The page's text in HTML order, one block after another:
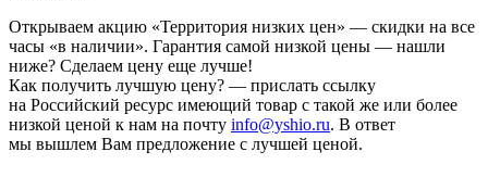
Открываем акцию «Территория низких цен» — скидки на все
часы «в наличии». Гарантия самой низкой цены — нашли
ниже? Сделаем цену еще лучше!
Как получить лучшую цену? — прислать ссылку
на Российский ресурс имеющий товар с такой же или более
низкой ценой к нам на почту info@yshio.ru. В ответ
мы вышлем Вам предложение с лучшей ценой.